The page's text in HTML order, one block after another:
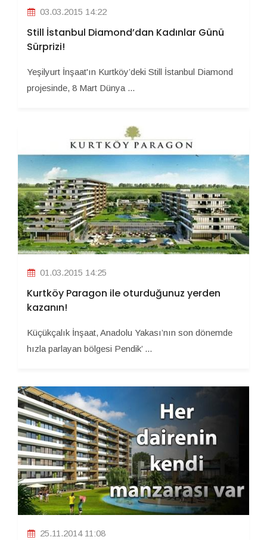
03.03.2015 14:22
Still İstanbul Diamond’dan Kadınlar Günü
Sürprizi!
Yeşilyurt İnşaat'ın Kurtköy’deki Still İstanbul Diamond
projesinde, 8 Mart Dünya ...
01.03.2015 14:25
Kurtköy Paragon ile oturduğunuz yerden
kazanın!
Küçükçalık İnşaat, Anadolu Yakası’nın son dönemde
hızla parlayan bölgesi Pendik’ ...
25.11.2014 11:08